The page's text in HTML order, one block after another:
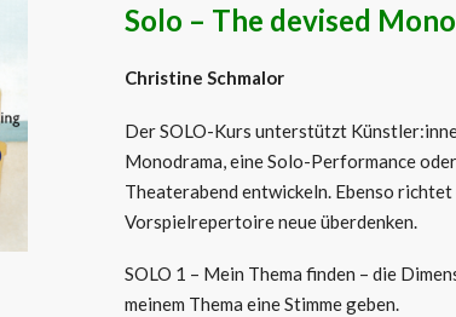
Solo – The devised
Christine Schmalor
Der SOLO-Kurs unterstützt
Monodrama, eine Solo-Performance
Theaterabend entwickeln. Ebenso richtet
Vorspielrepertoire neue überdenken.
SOLO 1 – Mein Thema finden – die
meinem Thema eine Stimme geben.